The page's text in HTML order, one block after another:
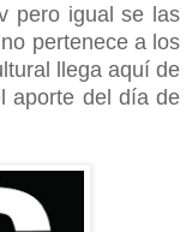
pero igual se las
pertenece a los
llega aquí de
aporte del día de